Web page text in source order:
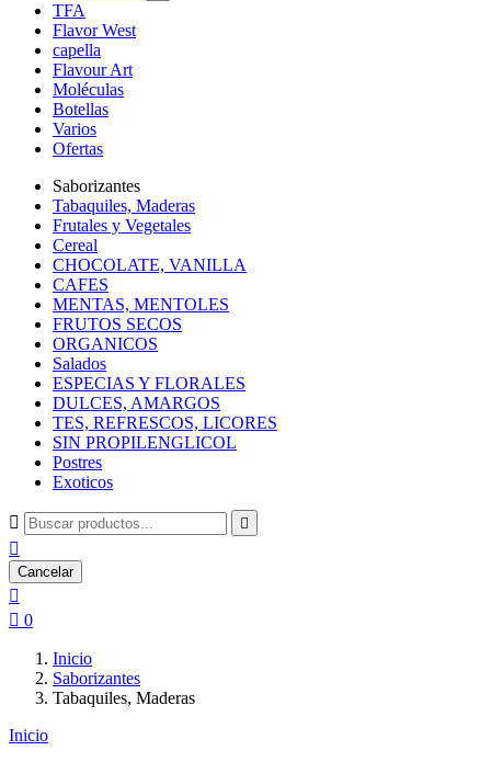
TFA
Flavor West
capella
Flavour Art
Moléculas
Botellas
Varios
Ofertas
Saborizantes
Tabaquiles, Maderas
Frutales y Vegetales
Cereal
CHOCOLATE, VANILLA
CAFES
MENTAS, MENTOLES
FRUTOS SECOS
ORGANICOS
Salados
ESPECIAS Y FLORALES
DULCES, AMARGOS
TES, REFRESCOS, LICORES
SIN PROPILENGLICOL
Postres
Exoticos
 

Cancelar

 0
Inicio
Saborizantes
Tabaquiles, Maderas
Inicio